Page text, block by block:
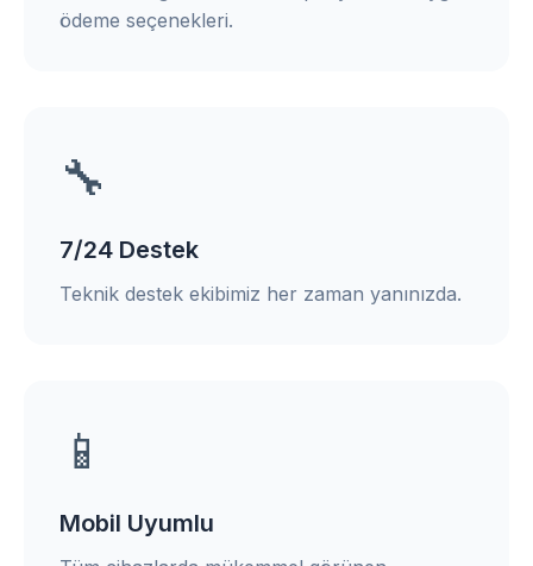
ödeme seçenekleri.
🔧
7/24 Destek
Teknik destek ekibimiz her zaman yanınızda.
📱
Mobil Uyumlu